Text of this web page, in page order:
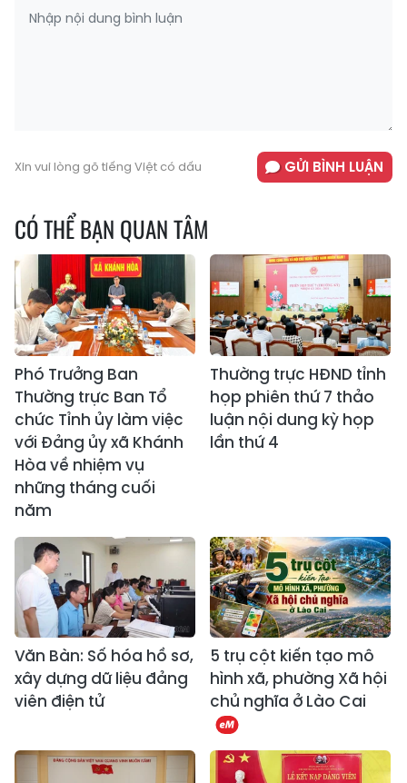
Xin vui lòng gõ tiếng Việt có dấu GỬI BÌNH LUẬN
CÓ THỂ BẠN QUAN TÂM
Phó Trưởng Ban
Thường trực Ban Tổ
chức Tỉnh ủy làm việc
với Đảng ủy xã Khánh
Hòa về nhiệm vụ
những tháng cuối
năm
Thường trực HĐND tỉnh
họp phiên thứ 7 thảo
luận nội dung kỳ họp
lần thứ 4
Văn Bàn: Số hóa hồ sơ,
xây dựng dữ liệu đảng
viên điện tử
5 trụ cột kiến tạo mô
hình xã, phường Xã hội
chủ nghĩa ở Lào Cai